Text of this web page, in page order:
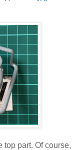
top part. Of course,